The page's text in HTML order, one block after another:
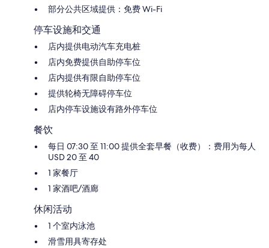
部分公共区域提供：免费 Wi-Fi
停车设施和交通
店内提供电动汽车充电桩
店内免费提供自助停车位
店内提供有限自助停车位
提供轮椅无障碍停车位
店内停车设施设有路外停车位
餐饮
每日 07:30 至 11:00 提供全套早餐（收费）：费用为每人
USD 20 至 40
1 家餐厅
1 家酒吧/酒廊
休闲活动
1 个室内泳池
滑雪用具寄存处